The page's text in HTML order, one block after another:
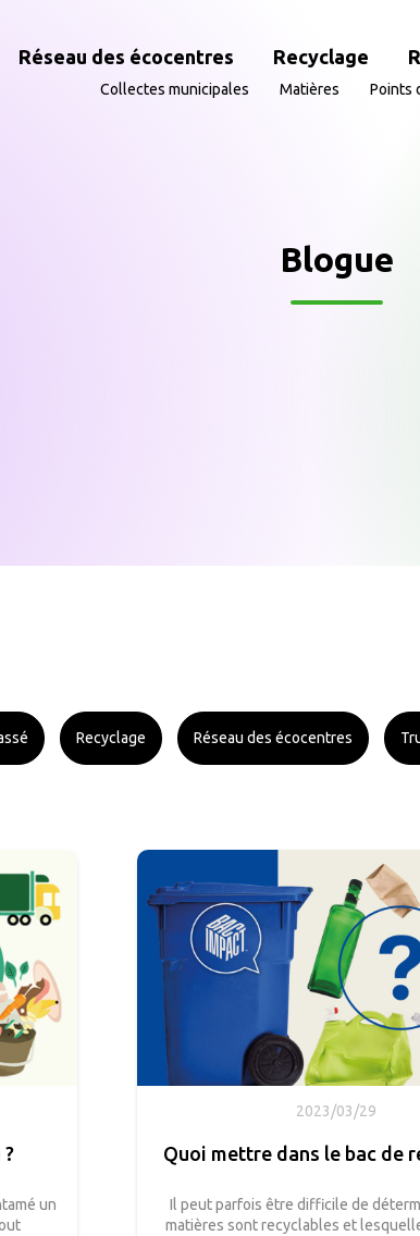
Réseau des écocentres Recyclage
Collectes municipales Matières Points
Blogue
Recyclage Réseau des écocentres
un
2023/03/29
Quoi mettre dans le bac de
Il peut parfois être difficile de
matières sont recyclables et